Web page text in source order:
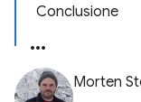
Conclusione
Morten